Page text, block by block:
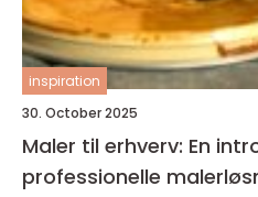
inspiration
30. October 2025
Maler til erhverv: En
professionelle